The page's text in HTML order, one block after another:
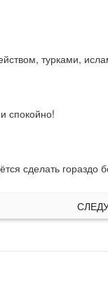
турками,
спокойно!
сделать гораздо